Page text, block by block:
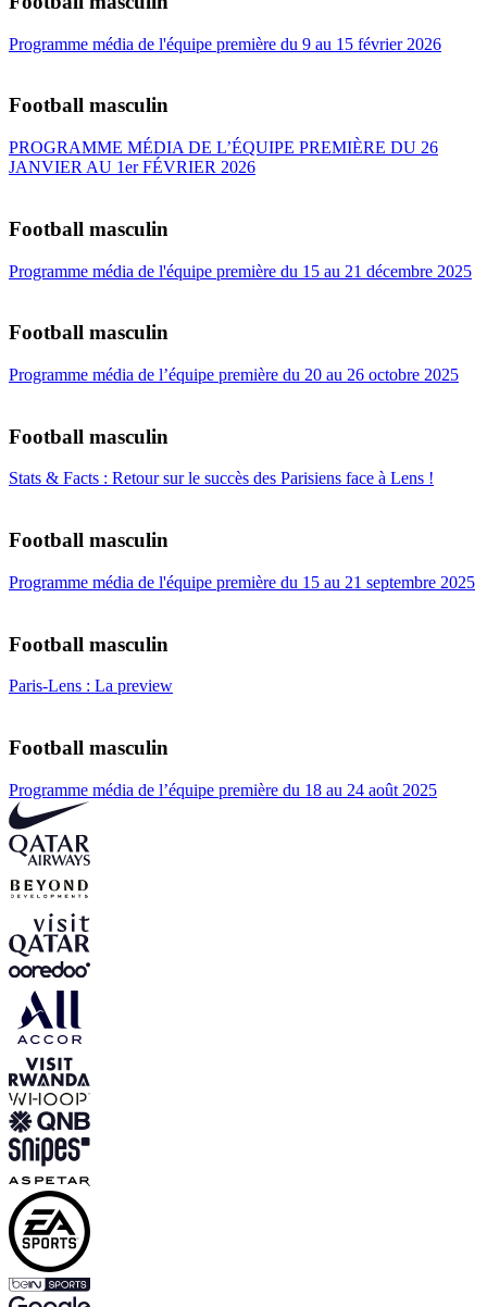
Programme média de l'équipe première du 9 au 15 février 2026
Football masculin
PROGRAMME MÉDIA DE L’ÉQUIPE PREMIÈRE DU 26
JANVIER AU 1er FÉVRIER 2026
Football masculin
Programme média de l'équipe première du 15 au 21 décembre 2025
Football masculin
Programme média de l’équipe première du 20 au 26 octobre 2025
Football masculin
Stats & Facts : Retour sur le succès des Parisiens face à Lens !
Football masculin
Programme média de l'équipe première du 15 au 21 septembre 2025
Football masculin
Paris-Lens : La preview
Football masculin
Programme média de l’équipe première du 18 au 24 août 2025